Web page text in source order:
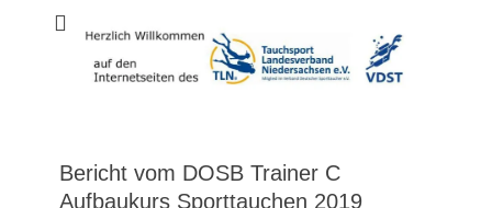
Tauchsport
Landesverband
Bericht vom DOSB Trainer C
Aufbaukurs Sporttauchen 2019